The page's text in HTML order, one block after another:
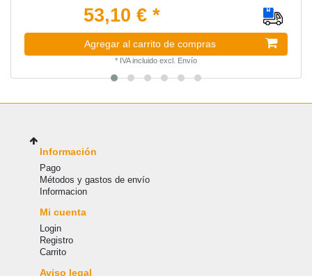
53,10 € *
Agregar al carrito de compras
* IVA incluido excl. Envío
Información
Pago
Métodos y gastos de envío
Informacion
Mi cuenta
Login
Registro
Carrito
Aviso legal